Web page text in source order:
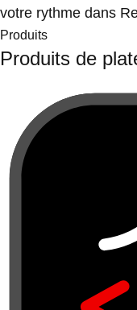
votre rythme dans
Produits
Produits de